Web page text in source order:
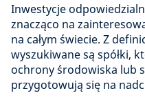
Inwestycje
znacząco na
na całym świecie. Z
wyszukiwane są spółki,
ochrony środowiska lub
przygotowują się na